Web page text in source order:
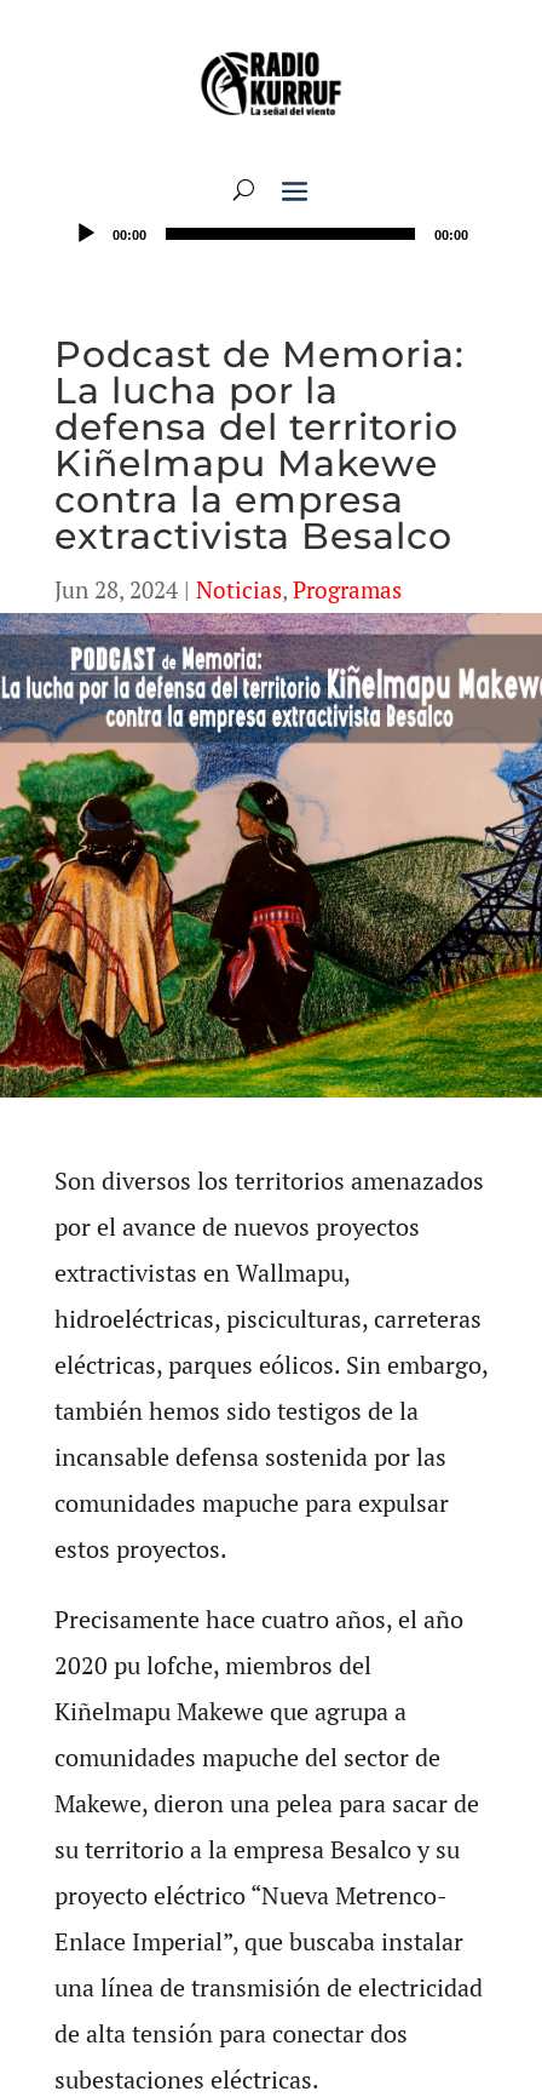
00:00 00:00
Podcast de Memoria:
La lucha por la
defensa del territorio
Kiñelmapu Makewe
contra la empresa
extractivista Besalco
Jun 28, 2024| Noticias, Programas
Son diversos los territorios amenazados
por el avance de nuevos proyectos
extractivistas en Wallmapu,
hidroeléctricas, pisciculturas, carreteras
eléctricas, parques eólicos. Sin embargo,
también hemos sido testigos de la
incansable defensa sostenida por las
comunidades mapuche para expulsar
estos proyectos.
Precisamente hace cuatro años, el año
2020 pu lofche, miembros del
Kiñelmapu Makewe que agrupa a
comunidades mapuche del sector de
Makewe, dieron una pelea para sacar de
su territorio a la empresa Besalco y su
proyecto eléctrico “Nueva Metrenco-
Enlace Imperial”, que buscaba instalar
una línea de transmisión de electricidad
de alta tensión para conectar dos
subestaciones eléctricas.